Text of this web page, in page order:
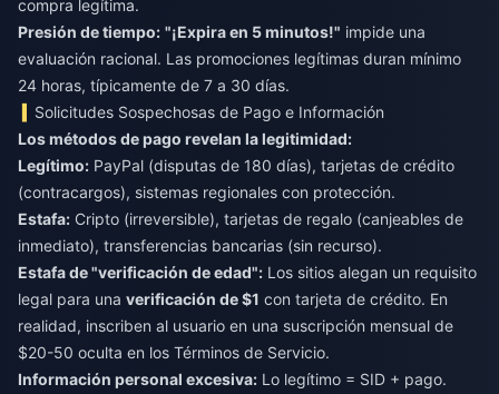
compra legítima.
Presión de tiempo: "¡Expira en 5 minutos!" impide una
evaluación racional. Las promociones legítimas duran mínimo
24 horas, típicamente de 7 a 30 días.
Solicitudes Sospechosas de Pago e Información
Los métodos de pago revelan la legitimidad:
Legítimo: PayPal (disputas de 180 días), tarjetas de crédito
(contracargos), sistemas regionales con protección.
Estafa: Cripto (irreversible), tarjetas de regalo (canjeables de
inmediato), transferencias bancarias (sin recurso).
Estafa de "verificación de edad": Los sitios alegan un requisito
legal para una verificación de $1 con tarjeta de crédito. En
realidad, inscriben al usuario en una suscripción mensual de
$20-50 oculta en los Términos de Servicio.
Información personal excesiva: Lo legítimo = SID + pago.